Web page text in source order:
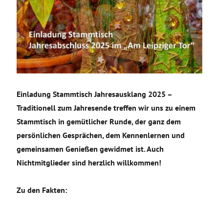
Einladung Stammtisch Jahresausklang 2025 –
Traditionell zum Jahresende treffen wir uns zu einem
Stammtisch in gemütlicher Runde, der ganz dem
persönlichen Gesprächen, dem Kennenlernen und
gemeinsamen Genießen gewidmet ist. Auch
Nichtmitglieder sind herzlich willkommen!
Zu den Fakten: